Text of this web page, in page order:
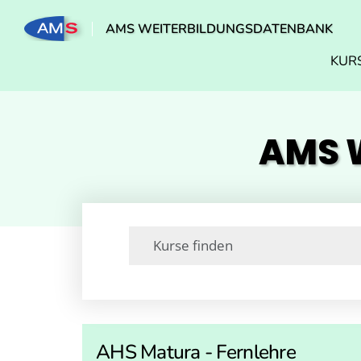
AMS WEITERBILDUNGSDATENBANK
AMS
AHS Matura - Fernlehre